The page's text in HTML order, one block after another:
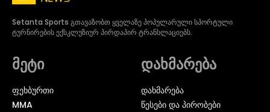
Setanta Sports გთავაზობთ ყველაზე პოპულარული სპორტული
ტურნირების ექსკლუზიურ პირდაპირ ტრანსლაციებს.
მეტი
ᲤᲔᲮᲑᲣᲠᲗᲘ
MMA
დახმარება
დახმარება
წესები და პირობები